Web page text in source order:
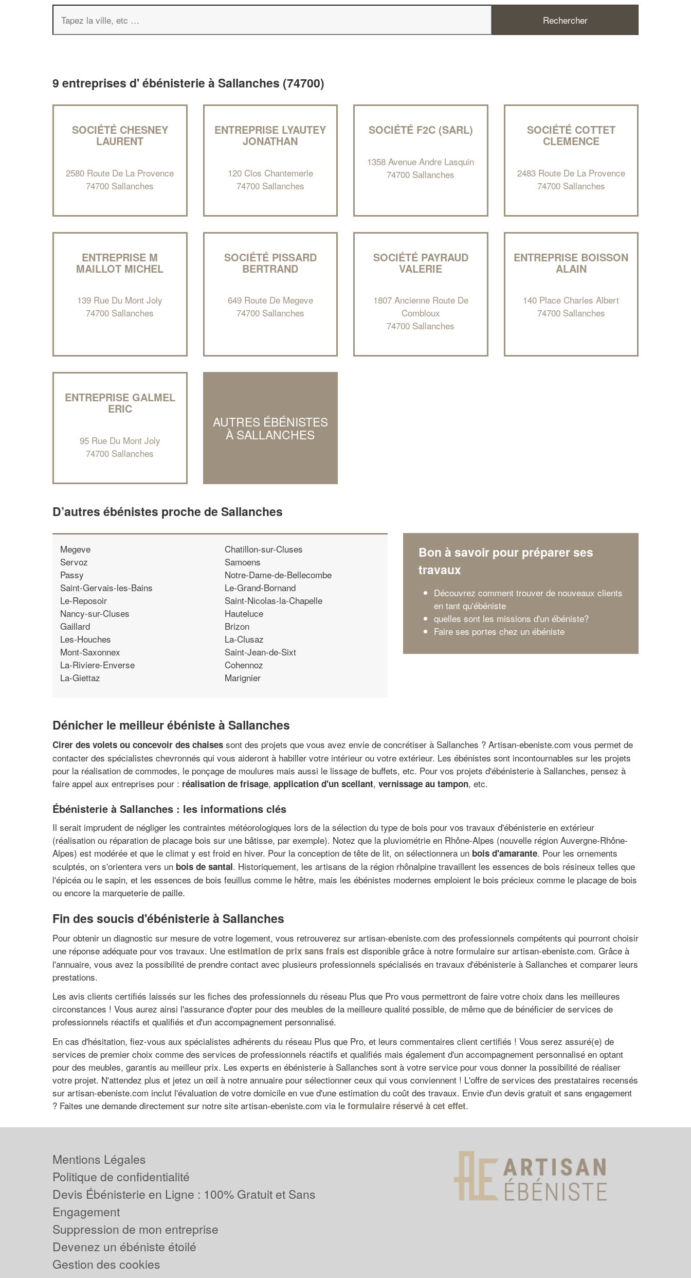
9 entreprises d' ébénisterie à Sallanches (74700)
SOCIÉTÉ CHESNEY
LAURENT
2580 Route De La Provence
74700 Sallanches
ENTREPRISE LYAUTEY
JONATHAN
120 Clos Chantemerle
74700 Sallanches
SOCIÉTÉ F2C (SARL)
1358 Avenue Andre Lasquin
74700 Sallanches
SOCIÉTÉ COTTET
CLEMENCE
2483 Route De La Provence
74700 Sallanches
ENTREPRISE M
MAILLOT MICHEL
139 Rue Du Mont Joly
74700 Sallanches
SOCIÉTÉ PISSARD
BERTRAND
649 Route De Megeve
74700 Sallanches
SOCIÉTÉ PAYRAUD
VALERIE
1807 Ancienne Route De
Combloux
74700 Sallanches
ENTREPRISE BOISSON
ALAIN
140 Place Charles Albert
74700 Sallanches
ENTREPRISE GALMEL
ERIC
95 Rue Du Mont Joly
74700 Sallanches
AUTRES ÉBÉNISTES
À SALLANCHES
D’autres ébénistes proche de Sallanches
Megeve
Servoz
Passy
Saint-Gervais-les-Bains
Le-Reposoir
Nancy-sur-Cluses
Gaillard
Les-Houches
Mont-Saxonnex
La-Riviere-Enverse
La-Giettaz
Chatillon-sur-Cluses
Samoens
Notre-Dame-de-Bellecombe
Le-Grand-Bornand
Saint-Nicolas-la-Chapelle
Hauteluce
Brizon
La-Clusaz
Saint-Jean-de-Sixt
Cohennoz
Marignier
Bon à savoir pour préparer ses
travaux
Découvrez comment trouver de nouveaux clients
en tant qu'ébéniste
quelles sont les missions d'un ébéniste?
Faire ses portes chez un ébéniste
Dénicher le meilleur ébéniste à Sallanches
Cirer des volets ou concevoir des chaises sont des projets que vous avez envie de concrétiser à Sallanches ? Artisan-ebeniste.com vous permet de
contacter des spécialistes chevronnés qui vous aideront à habiller votre intérieur ou votre extérieur. Les ébénistes sont incontournables sur les projets
pour la réalisation de commodes, le ponçage de moulures mais aussi le lissage de buffets, etc. Pour vos projets d'ébénisterie à Sallanches, pensez à
faire appel aux entreprises pour : réalisation de frisage, application d'un scellant, vernissage au tampon, etc.
Ébénisterie à Sallanches : les informations clés
Il serait imprudent de négliger les contraintes météorologiques lors de la sélection du type de bois pour vos travaux d'ébénisterie en extérieur
(réalisation ou réparation de placage bois sur une bâtisse, par exemple). Notez que la pluviométrie en Rhône-Alpes (nouvelle région Auvergne-Rhône-
Alpes) est modérée et que le climat y est froid en hiver. Pour la conception de tête de lit, on sélectionnera un bois d'amarante. Pour les ornements
sculptés, on s'orientera vers un bois de santal. Historiquement, les artisans de la région rhônalpine travaillent les essences de bois résineux telles que
l'épicéa ou le sapin, et les essences de bois feuillus comme le hêtre, mais les ébénistes modernes emploient le bois précieux comme le placage de bois
ou encore la marqueterie de paille.
Fin des soucis d'ébénisterie à Sallanches
Pour obtenir un diagnostic sur mesure de votre logement, vous retrouverez sur artisan-ebeniste.com des professionnels compétents qui pourront choisir
une réponse adéquate pour vos travaux. Une estimation de prix sans frais est disponible grâce à notre formulaire sur artisan-ebeniste.com. Grâce à
l'annuaire, vous avez la possibilité de prendre contact avec plusieurs professionnels spécialisés en travaux d'ébénisterie à Sallanches et comparer leurs
prestations.
Les avis clients certifiés laissés sur les fiches des professionnels du réseau Plus que Pro vous permettront de faire votre choix dans les meilleures
circonstances ! Vous aurez ainsi l'assurance d'opter pour des meubles de la meilleure qualité possible, de même que de bénéficier de services de
professionnels réactifs et qualifiés et d'un accompagnement personnalisé.
En cas d'hésitation, fiez-vous aux spécialistes adhérents du réseau Plus que Pro, et leurs commentaires client certifiés ! Vous serez assuré(e) de
services de premier choix comme des services de professionnels réactifs et qualifiés mais également d'un accompagnement personnalisé en optant
pour des meubles, garantis au meilleur prix. Les experts en ébénisterie à Sallanches sont à votre service pour vous donner la possibilité de réaliser
votre projet. N'attendez plus et jetez un œil à notre annuaire pour sélectionner ceux qui vous conviennent ! L'offre de services des prestataires recensés
sur artisan-ebeniste.com inclut l'évaluation de votre domicile en vue d'une estimation du coût des travaux. Envie d'un devis gratuit et sans engagement
? Faites une demande directement sur notre site artisan-ebeniste.com via le formulaire réservé à cet effet.
Mentions Légales
Politique de confidentialité
Devis Ébénisterie en Ligne : 100% Gratuit et Sans
Engagement
Suppression de mon entreprise
Devenez un ébéniste étoilé
Gestion des cookies